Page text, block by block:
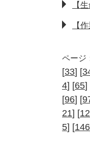
【
【
ページ
[33] [
4] [65]
[96] [
21] [
5] [146